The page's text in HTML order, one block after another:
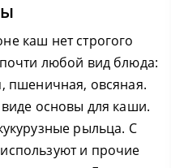
каш нет строгого
любой вид блюда:
пшеничная, овсяная.
виде основы для каши.
рыльца. С
и прочие